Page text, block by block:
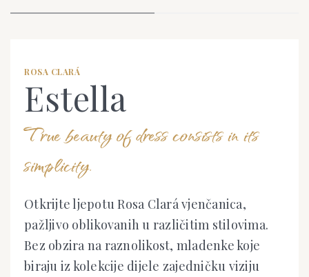
Estella
True beauty of dress consists in its
simplicity.
Otkrijte ljepotu Rosa Clará vjenčanica,
pažljivo oblikovanih u različitim stilovima.
Bez obzira na raznolikost, mladenke koje
biraju iz kolekcije dijele zajedničku viziju
ROSA CLARÁ